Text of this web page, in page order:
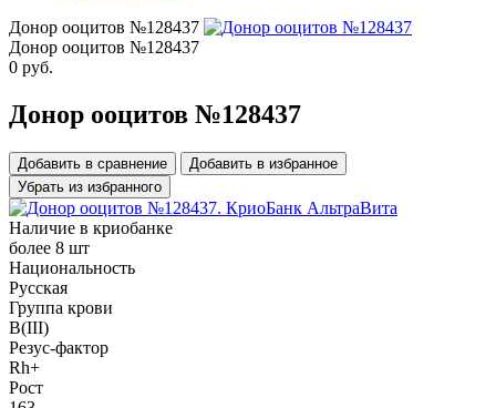
Донор ооцитов №128437
Донор ооцитов №128437
0 руб.
Донор ооцитов №128437
Добавить в сравнение
Добавить в избранное
Убрать из избранного
Наличие в криобанке
более 8 шт
Национальность
Русская
Группа крови
B(III)
Резус-фактор
Rh+
Рост